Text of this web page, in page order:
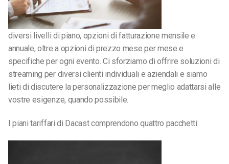
diversi livelli di piano, opzioni di fatturazione mensile e
annuale, oltre a opzioni di prezzo mese per mese e
specifiche per ogni evento. Ci sforziamo di offrire soluzioni di
streaming per diversi clienti individuali e aziendali e siamo
lieti di discutere la personalizzazione per meglio adattarsi alle
vostre esigenze, quando possibile.
I piani tariffari di Dacast comprendono quattro pacchetti: